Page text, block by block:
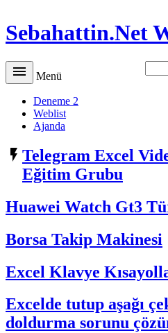
Sebahattin.Net
 Menü
Deneme 2
Weblist
Ajanda
 Telegram Excel
Eğitim Grubu
Huawei Watch Gt3
Borsa Takip Makinesi
Excel Klavye
Excelde tutup aşağı
doldurma sorunu